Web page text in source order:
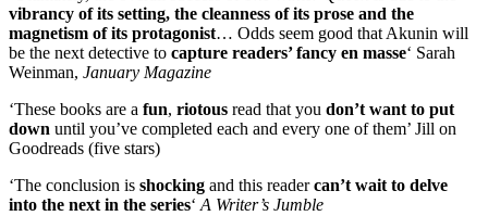
vibrancy of its setting, the cleanness of its prose and the
magnetism of its protagonist… Odds seem good that Akunin will
be the next detective to capture readers’ fancy en masse‘ Sarah
Weinman, January Magazine
‘These books are a fun, riotous read that you don’t want to put
down until you’ve completed each and every one of them’ Jill on
Goodreads (five stars)
‘The conclusion is shocking and this readercan’t wait to delve
into the next in the series‘ A Writer’s Jumble